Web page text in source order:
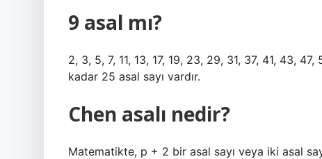
9 asal mı?
2, 3, 5, 7, 11, 13, 17, 19, 23, 29, 31, 37, 41, 43,
kadar 25 asal sayı vardır.
Chen asalı nedir?
Matematikte, p + 2 bir asal sayı veya iki asal